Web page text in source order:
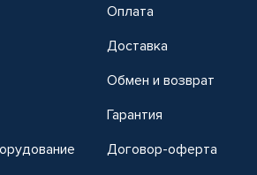
Оплата
Доставка
Обмен и возврат
Гарантия
Договор-оферта